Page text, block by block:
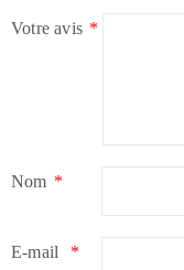
Votre avis *
Nom *
E-mail *